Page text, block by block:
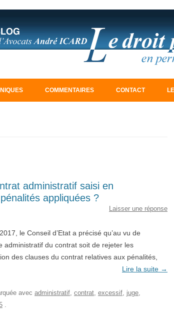
COMMENTAIRES CONTACT
administratif saisi en
appliquées ?
Laisser une réponse
le Conseil d’Etat a précisé qu’au vu de
administratif du contrat soit de rejeter les
des clauses du contrat relatives aux pénalités,
Lire la suite →
avec administratif, contrat, excessif, juge,
.